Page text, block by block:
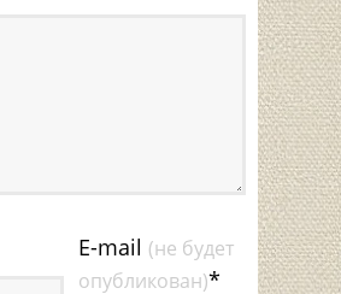
E-mail (не будет
опубликован)*